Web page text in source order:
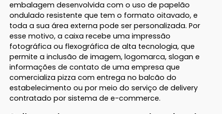
embalagem desenvolvida com o uso de papelão
ondulado resistente que tem o formato oitavado, e
toda a sua área externa pode ser personalizada. Por
esse motivo, a caixa recebe uma impressão
fotográfica ou flexográfica de alta tecnologia, que
permite a inclusão de imagem, logomarca, slogan e
informações de contato de uma empresa que
comercializa pizza com entrega no balcão do
estabelecimento ou por meio do serviço de delivery
contratado por sistema de e-commerce.